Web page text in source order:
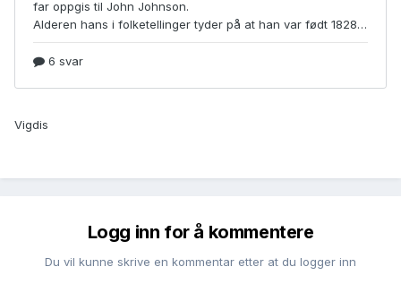
Vigdis
Logg inn for å kommentere
Du vil kunne skrive en kommentar etter at du logger inn